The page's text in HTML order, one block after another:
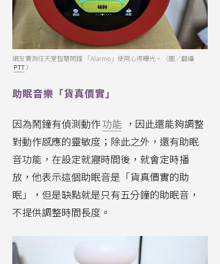
網友實測任天堂智慧鬧鐘 「Alarmo」使用心得曝光。（圖／翻攝
PTT ）
助眠音樂「貨真價實」
因為鬧鐘有偵測動作功能 ，因此還能夠調整
對動作感應的靈敏度；除此之外，還有助眠
音功能，在設定就寢時間後，就會定時播
放，他表示這個助眠音是「貨真價實的助
眠」，但是缺點就是只有五分鐘的助眠音，
不提供調整時間長度。